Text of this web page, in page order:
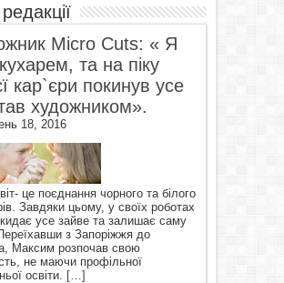
Micro Cuts: « Я
та на піку
кар`єри покинув усе
художником».
18, 2016
це поєднання чорного та білого
Завдяки цьому, у своїх роботах
усе зайве та залишає саму
з Запоріжжя до
Максим розпочав свою
не маючи профільної
освіти. […]